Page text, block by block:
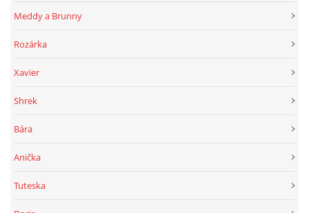
Meddy a Brunny
Rozárka
Xavier
Shrek
Bára
Anička
Tuteska